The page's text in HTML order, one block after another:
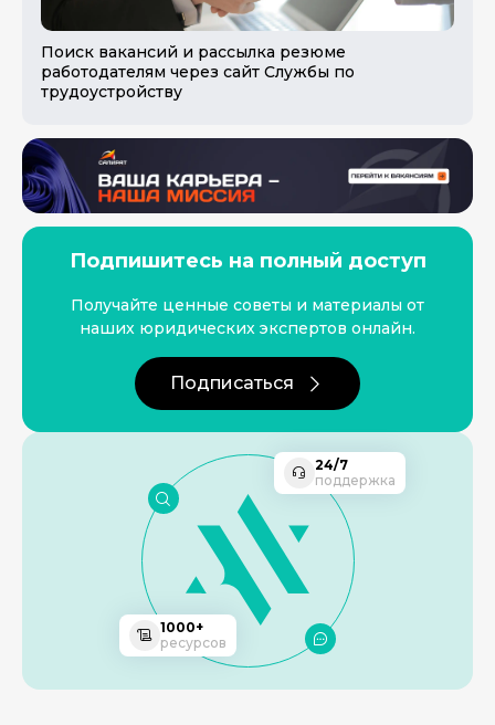
Поиск вакансий и рассылка резюме
работодателям через сайт Службы по
трудоустройству
Подпишитесь на полный доступ
Получайте ценные советы и материалы от
наших юридических экспертов онлайн.
Подписаться
1000+
ресурсов
24/7
поддержка